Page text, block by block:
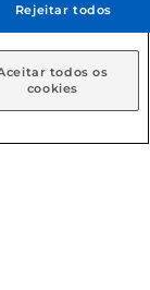
receber
Loja
Rejeitar todos
todos os
cookies